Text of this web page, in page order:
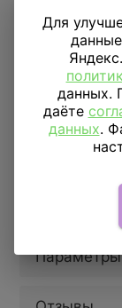
ДОСТАВКАПО
Доставка в
Параметры
Для
данных.
даёте
данных.